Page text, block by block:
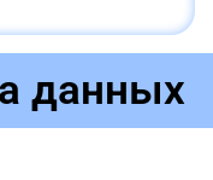
данных